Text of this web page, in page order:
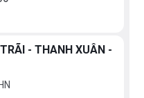
- THANH XUÂN -